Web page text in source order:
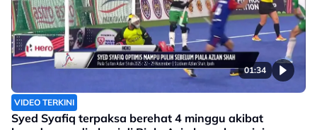
01:34
VIDEO TERKINI
Syed Syafiq terpaksa berehat 4 minggu akibat